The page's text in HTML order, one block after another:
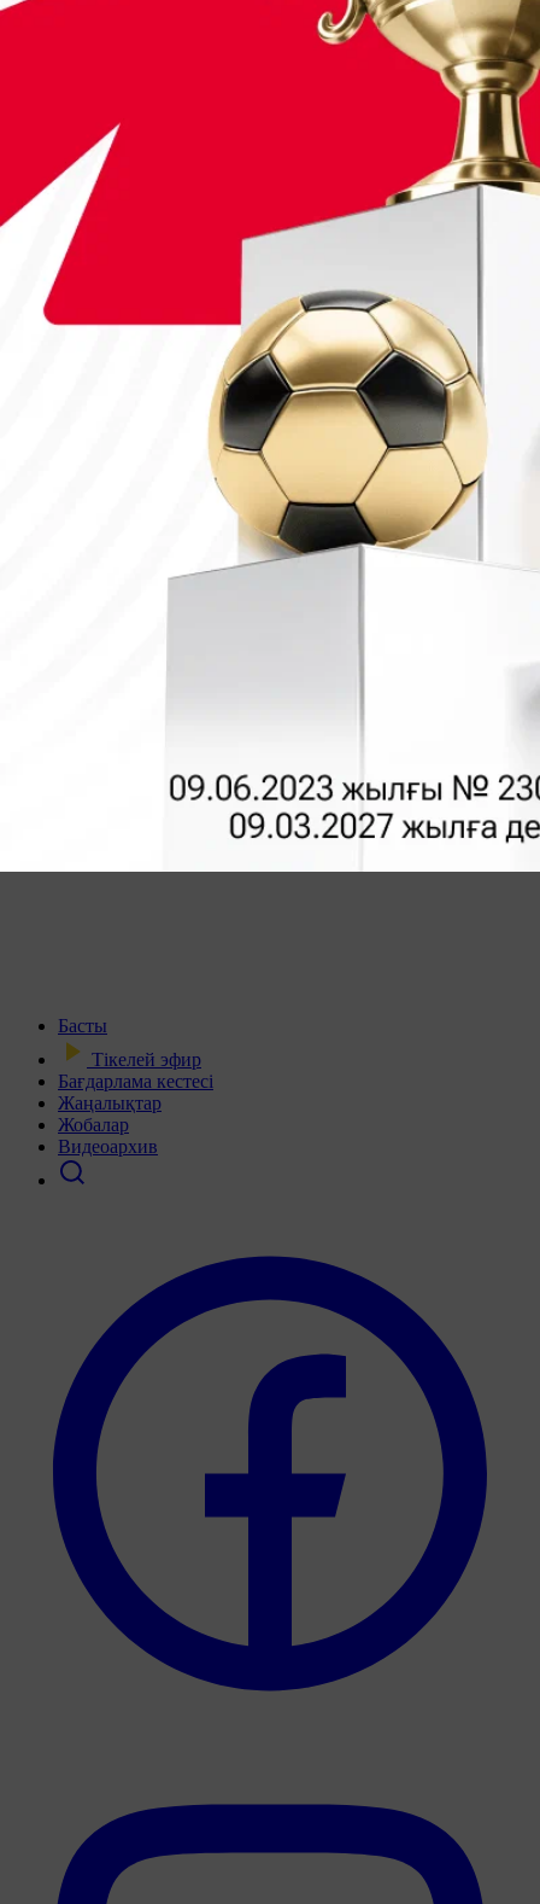
Басты
Тікелей эфир
Бағдарлама кестесі
Жаңалықтар
Жобалар
Видеоархив